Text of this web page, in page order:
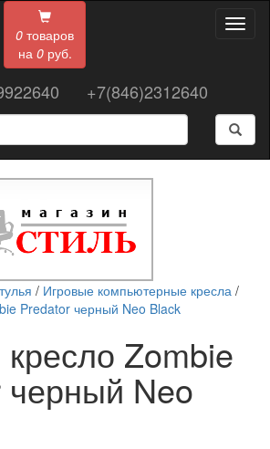
0 товаров
на 0руб.
+7(846)2312640
/ Игровые компьютерные кресла /
Predator черный Neo Black
Zombie
черный Neo